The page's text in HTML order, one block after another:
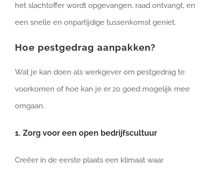
het slachtoffer wordt opgevangen, raad ontvangt, en
een snelle en onpartijdige tussenkomst geniet.
Hoe pestgedrag aanpakken?
Wat je kan doen als werkgever om pestgedrag te
voorkomen of hoe kan je er zo goed mogelijk mee
omgaan.
1. Zorg voor een open bedrijfscultuur
Creëer in de eerste plaats een klimaat waar